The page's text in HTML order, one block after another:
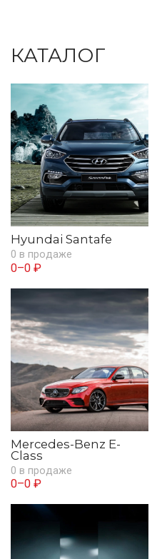
КАТАЛОГ
Hyundai Santafe
0 в продаже
0–0 ₽
Mercedes-Benz E-
Class
0 в продаже
0–0 ₽